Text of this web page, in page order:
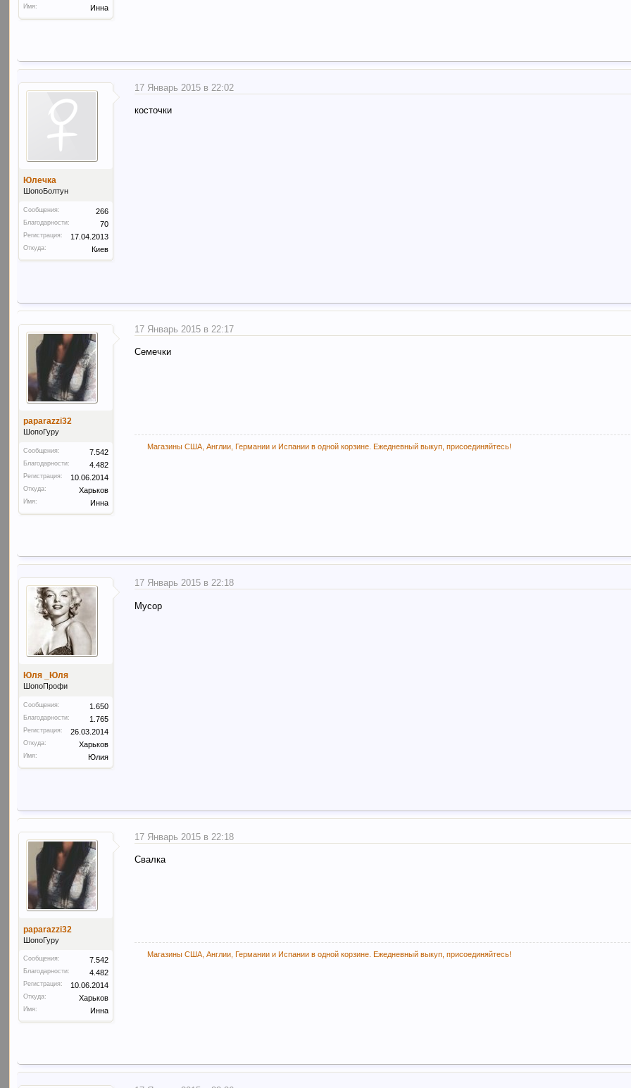
Имя: Инна
Юлечка
ШопоБолтун
Сообщения: 266
Благодарности: 70
Регистрация: 17.04.2013
Откуда: Киев
17 Январь 2015 в 22:02
косточки
paparazzi32
ШопоГуру
Сообщения: 7.542
Благодарности: 4.482
Регистрация: 10.06.2014
Откуда: Харьков
Имя: Инна
17 Январь 2015 в 22:17
Семечки
Магазины США, Англии, Германии и Испании в одной корзине. Ежедневный выкуп, присоединяйтесь!
Юля _Юля
ШопоПрофи
Сообщения: 1.650
Благодарности: 1.765
Регистрация: 26.03.2014
Откуда: Харьков
Имя: Юлия
17 Январь 2015 в 22:18
Мусор
paparazzi32
ШопоГуру
Сообщения: 7.542
Благодарности: 4.482
Регистрация: 10.06.2014
Откуда: Харьков
Имя: Инна
17 Январь 2015 в 22:18
Свалка
Магазины США, Англии, Германии и Испании в одной корзине. Ежедневный выкуп, присоединяйтесь!